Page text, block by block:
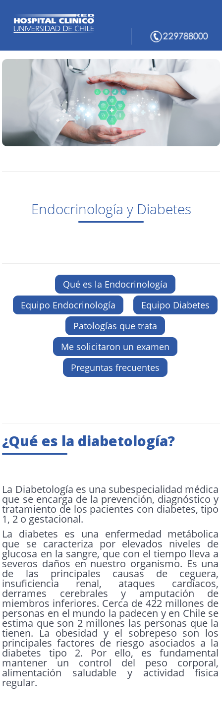
Endocrinología y Diabetes
Qué es la Endocrinología
Equipo Endocrinología
Equipo Diabetes
Patologías que trata
Me solicitaron un examen
Preguntas frecuentes
¿Qué es la diabetología?
La Diabetología es una subespecialidad médica
que se encarga de la prevención, diagnóstico y
tratamiento de los pacientes con diabetes, tipo
1, 2 o gestacional.
La diabetes es una enfermedad metábolica
que se caracteriza por elevados niveles de
glucosa en la sangre, que con el tiempo lleva a
severos daños en nuestro organismo. Es una
de las principales causas de ceguera,
insuficiencia renal, ataques cardíacos,
derrames cerebrales y amputación de
miembros inferiores. Cerca de 422 millones de
personas en el mundo la padecen y en Chile se
estima que son 2 millones las personas que la
tienen. La obesidad y el sobrepeso son los
principales factores de riesgo asociados a la
diabetes tipo 2. Por ello, es fundamental
mantener un control del peso corporal,
alimentación saludable y actividad fisica
regular.